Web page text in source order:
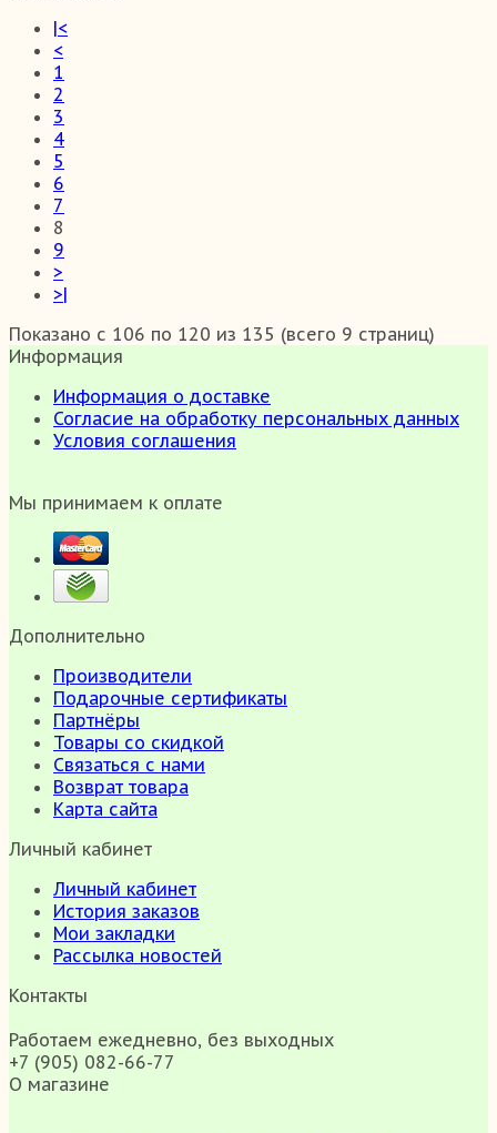
|<
<
1
2
3
4
5
6
7
8
9
>
>|
Показано с 106 по 120 из 135 (всего 9 страниц)
Информация
Информация о доставке
Согласие на обработку персональных данных
Условия соглашения
Мы принимаем к оплате
Дополнительно
Производители
Подарочные сертификаты
Партнёры
Товары со скидкой
Связаться с нами
Возврат товара
Карта сайта
Личный кабинет
Личный кабинет
История заказов
Мои закладки
Рассылка новостей
Контакты
Работаем ежедневно, без выходных
+7 (905) 082-66-77
О магазине